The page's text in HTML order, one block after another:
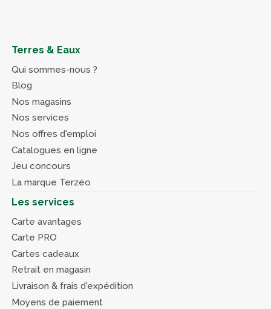
Terres & Eaux
Qui sommes-nous ?
Blog
Nos magasins
Nos services
Nos offres d'emploi
Catalogues en ligne
Jeu concours
La marque Terzéo
Les services
Carte avantages
Carte PRO
Cartes cadeaux
Retrait en magasin
Livraison & frais d'expédition
Moyens de paiement